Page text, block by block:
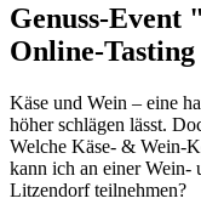
Genuss-
Online-
Käse und Wein – eine
höher schlägen lässt.
Welche Käse- & Wein-
kann ich an einer Wein-
Litzendorf teilnehmen?